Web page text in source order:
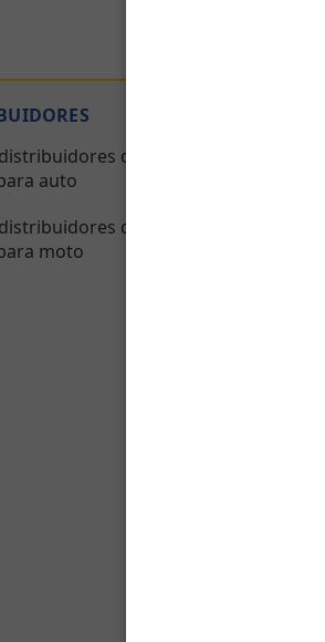
de
auto
de
moto